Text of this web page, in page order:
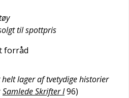
til spottpris
forråd
lager af tvetydige historier
Samlede Skrifter I96)